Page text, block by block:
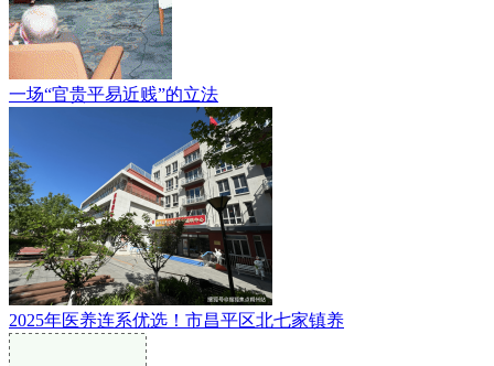
一场“官贵平易近贱”的立法
2025年医养连系优选！市昌平区北七家镇养